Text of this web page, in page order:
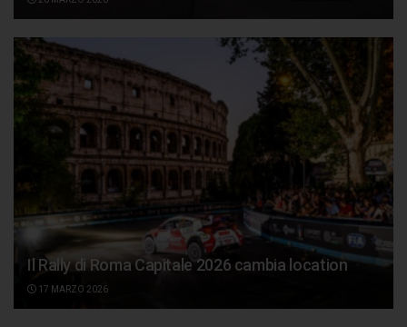
Il Rally di Roma Capitale 2026 cambia location
17 MARZO 2026